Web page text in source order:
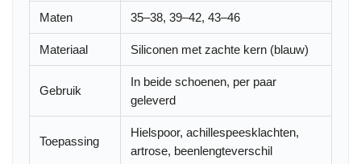
Maten 35–38, 39–42, 43–46
Materiaal Siliconen met zachte kern (blauw)
Gebruik
In beide schoenen, per paar
geleverd
Toepassing
Hielspoor, achillespeesklachten,
artrose, beenlengteverschil